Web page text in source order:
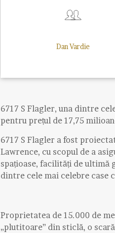
Dan Vardie
6717 S Flagler, una dintre
pentru prețul de 17,75
6717 S Flagler a fost
Lawrence, cu scopul de a
spațioase, facilități de ultimă
dintre cele mai celebre case
Proprietatea de 15.000 de
„plutitoare” din sticlă, o